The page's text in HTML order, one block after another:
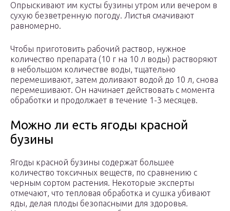
Опрыскивают им кусты бузины утром или вечером в
сухую безветренную погоду. Листья смачивают
равномерно.
Чтобы приготовить рабочий раствор, нужное
количество препарата (10 г на 10 л воды) растворяют
в небольшом количестве воды, тщательно
перемешивают, затем доливают водой до 10 л, снова
перемешивают. Он начинает действовать с момента
обработки и продолжает в течение 1-3 месяцев.
Можно ли есть ягоды красной
бузины
Ягоды красной бузины содержат большее
количество токсичных веществ, по сравнению с
черным сортом растения. Некоторые эксперты
отмечают, что тепловая обработка и сушка убивают
яды, делая плоды безопасными для здоровья.